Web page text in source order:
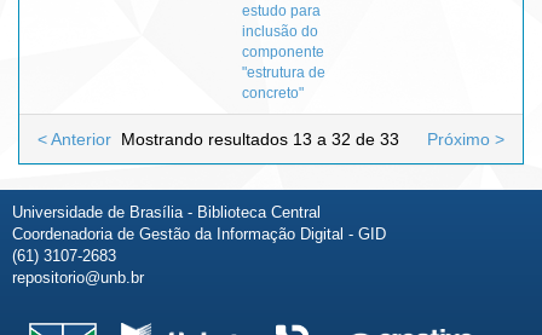
estudo para
inclusão do
componente
"estrutura de
concreto"
Mostrando resultados 13 a 32 de 33
< Anterior Próximo >
Universidade de Brasília - Biblioteca Central
Coordenadoria de Gestão da Informação Digital - GID
(61) 3107-2683
repositorio@unb.br